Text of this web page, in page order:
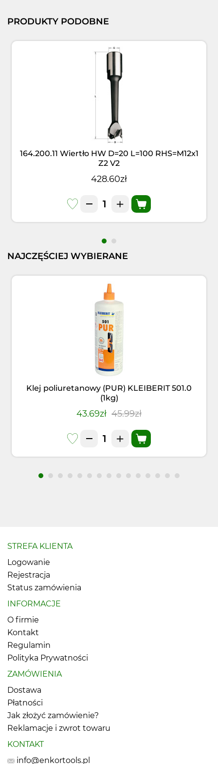
PRODUKTY PODOBNE
164.200.11 Wiertło HW D=20 L=100 RHS=M12x1
Z2 V2
428.60zł
NAJCZĘŚCIEJ WYBIERANE
Klej poliuretanowy (PUR) KLEIBERIT 501.0
(1kg)
43.69zł 45.99zł
STREFA KLIENTA
Logowanie
Rejestracja
Status zamówienia
INFORMACJE
O firmie
Kontakt
Regulamin
Polityka Prywatności
ZAMÓWIENIA
Dostawa
Płatności
Jak złożyć zamówienie?
Reklamacje i zwrot towaru
KONTAKT
info@enkortools.pl